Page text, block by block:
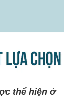
thể hiện ở